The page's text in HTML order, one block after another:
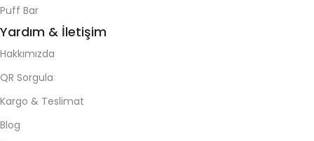
Puff Bar
Yardım & İletişim
Hakkımızda
QR Sorgula
Kargo & Teslimat
Blog